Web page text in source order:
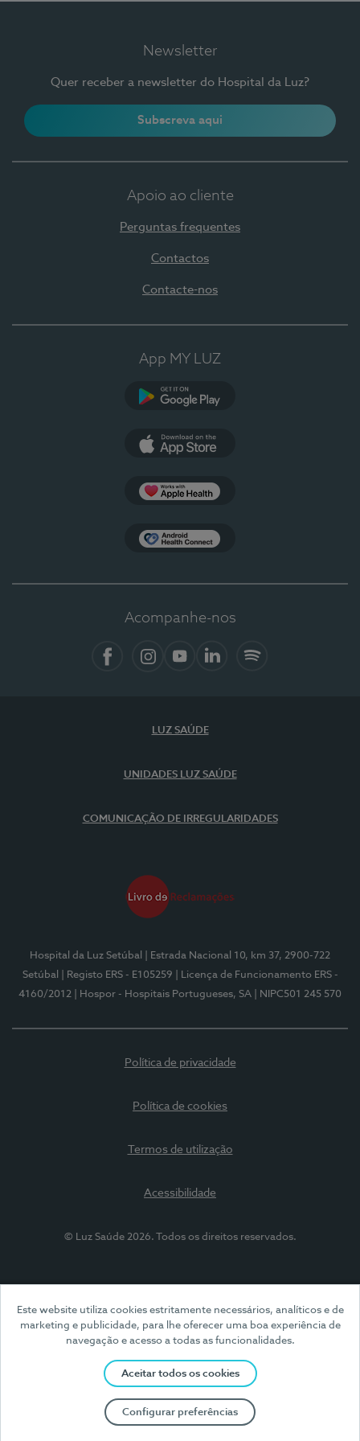
Este website utiliza cookies estritamente necessários, analíticos e de
marketing e publicidade, para lhe oferecer uma boa experiência de
navegação e acesso a todas as funcionalidades.
Aceitar todos os cookies
Configurar preferências
Newsletter
Quer receber a newsletter do Hospital da Luz?
Subscreva aqui
Apoio ao cliente
Perguntas frequentes
Contactos
Contacte-nos
App MY LUZ
Acompanhe-nos
LUZ SAÚDE
UNIDADES LUZ SAÚDE
COMUNICAÇÃO DE IRREGULARIDADES
Hospital da Luz Setúbal
| Estrada Nacional 10, km 37, 2900-722
Setúbal
| Registo ERS - E105259
| Licença de Funcionamento ERS -
4160/2012
| Hospor - Hospitais Portugueses, SA | NIPC501 245 570
Política de privacidade
Política de cookies
Termos de utilização
Acessibilidade
© Luz Saúde 2026. Todos os direitos reservados.